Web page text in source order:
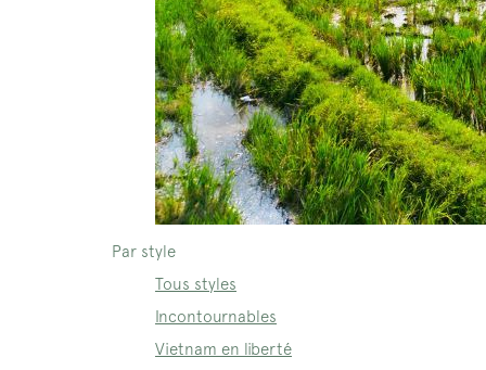
Par style
Tous styles
Incontournables
Vietnam en liberté